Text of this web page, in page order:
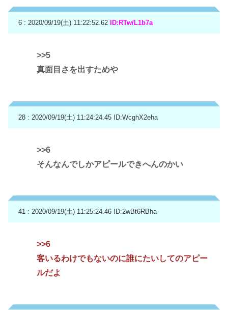
6 : 2020/09/19(土) 11:22:52.62 ID:RTw/L1b7a
>>5
真面目さを出すためや
28 : 2020/09/19(土) 11:24:24.45 ID:WcghX2eha
>>6
そんなんでしかアピールできへんのかい
41 : 2020/09/19(土) 11:25:24.46 ID:2wBt6RBha
>>6
客いるわけでもないのに誰にたいしてのアピー
ルだよ